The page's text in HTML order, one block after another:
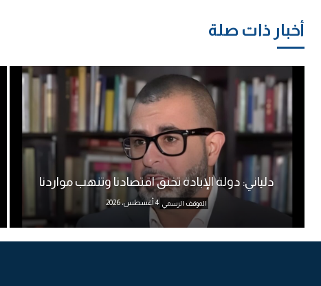
أخبار ذات صلة
دلياني: دولة الإبادة تخنق اقتصادنا وتنهب مواردنا
الموقف الرسمي 4 أغسطس، 2026